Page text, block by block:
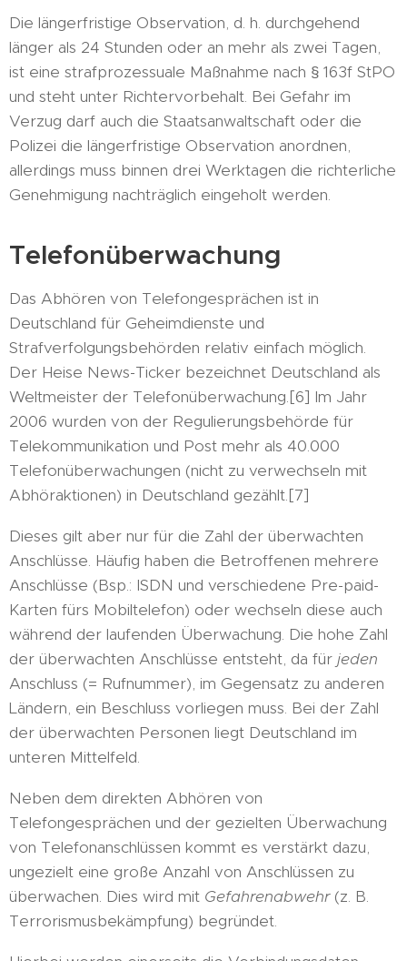
Die längerfristige Observation, d. h. durchgehend
länger als 24 Stunden oder an mehr als zwei Tagen,
ist eine strafprozessuale Maßnahme nach § 163f StPO
und steht unter Richtervorbehalt. Bei Gefahr im
Verzug darf auch die Staatsanwaltschaft oder die
Polizei die längerfristige Observation anordnen,
allerdings muss binnen drei Werktagen die richterliche
Genehmigung nachträglich eingeholt werden.
Telefonüberwachung
Das Abhören von Telefongesprächen ist in
Deutschland für Geheimdienste und
Strafverfolgungsbehörden relativ einfach möglich.
Der Heise News-Ticker bezeichnet Deutschland als
Weltmeister der Telefonüberwachung.[6] Im Jahr
2006 wurden von der Regulierungsbehörde für
Telekommunikation und Post mehr als 40.000
Telefonüberwachungen (nicht zu verwechseln mit
Abhöraktionen) in Deutschland gezählt.[7]
Dieses gilt aber nur für die Zahl der überwachten
Anschlüsse. Häufig haben die Betroffenen mehrere
Anschlüsse (Bsp.: ISDN und verschiedene Pre-paid-
Karten fürs Mobiltelefon) oder wechseln diese auch
während der laufenden Überwachung. Die hohe Zahl
der überwachten Anschlüsse entsteht, da für jeden
Anschluss (= Rufnummer), im Gegensatz zu anderen
Ländern, ein Beschluss vorliegen muss. Bei der Zahl
der überwachten Personen liegt Deutschland im
unteren Mittelfeld.
Neben dem direkten Abhören von
Telefongesprächen und der gezielten Überwachung
von Telefonanschlüssen kommt es verstärkt dazu,
ungezielt eine große Anzahl von Anschlüssen zu
überwachen. Dies wird mit Gefahrenabwehr(z. B.
Terrorismusbekämpfung) begründet.